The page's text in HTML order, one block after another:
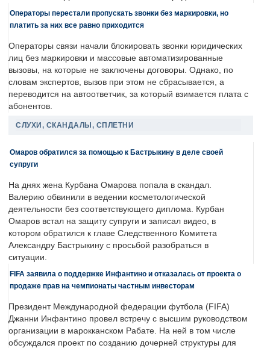
Операторы перестали пропускать звонки без маркировки, но
платить за них все равно приходится
Операторы связи начали блокировать звонки юридических
лиц без маркировки и массовые автоматизированные
вызовы, на которые не заключены договоры. Однако, по
словам экспертов, вызов при этом не сбрасывается, а
переводится на автоответчик, за который взимается плата с
абонентов.
СЛУХИ, СКАНДАЛЫ, СПЛЕТНИ
Омаров обратился за помощью к Бастрыкину в деле своей
супруги
На днях жена Курбана Омарова попала в скандал.
Валерию обвинили в ведении косметологической
деятельности без соответствующего диплома. Курбан
Омаров встал на защиту супруги и записал видео, в
котором обратился к главе Следственного Комитета
Александру Бастрыкину с просьбой разобраться в
ситуации.
FIFA заявила о поддержке Инфантино и отказалась от проекта о
продаже прав на чемпионаты частным инвесторам
Президент Международной федерации футбола (FIFA)
Джанни Инфантино провел встречу с высшим руководством
организации в марокканском Рабате. На ней в том числе
обсуждался проект по созданию дочерней структуры для